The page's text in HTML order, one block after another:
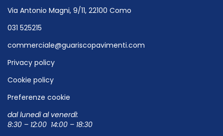
Via Antonio Magni, 9/11, 22100 Como
031 525215
commerciale@guariscopavimenti.com
Privacy policy
Cookie policy
Preferenze cookie
dal lunedì al venerdì:
8:30 – 12:00 14:00 – 18:30